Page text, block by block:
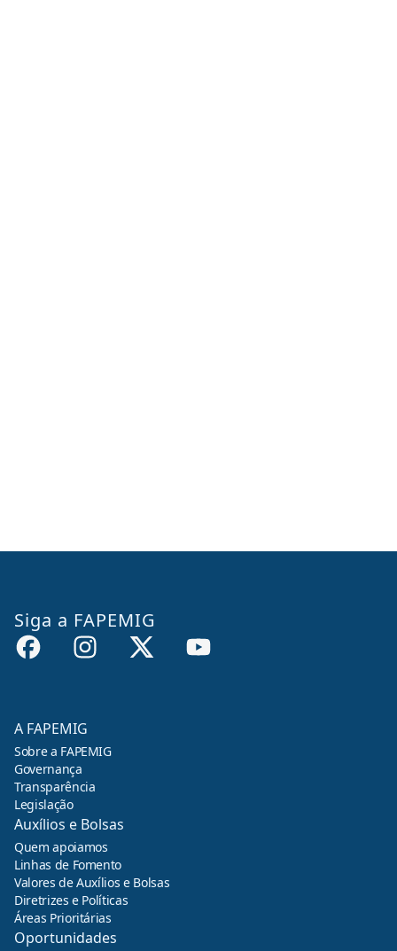
Siga a FAPEMIG
A FAPEMIG
Sobre a FAPEMIG
Governança
Transparência
Legislação
Auxílios e Bolsas
Quem apoiamos
Linhas de Fomento
Valores de Auxílios e Bolsas
Diretrizes e Políticas
Áreas Prioritárias
Oportunidades